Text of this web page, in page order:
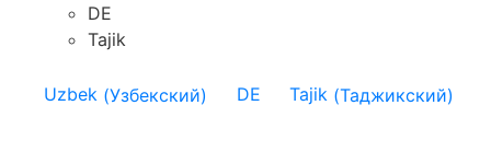
DE
Tajik
Uzbek (Узбекский) DE Tajik (Таджикский)